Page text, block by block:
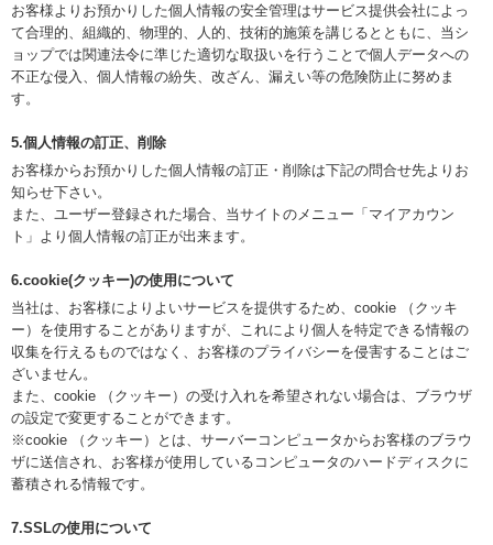
お客様よりお預かりした個人情報の安全管理はサービス提供会社によっ
て合理的、組織的、物理的、人的、技術的施策を講じるとともに、当シ
ョップでは関連法令に準じた適切な取扱いを行うことで個人データへの
不正な侵入、個人情報の紛失、改ざん、漏えい等の危険防止に努めま
す。
5.個人情報の訂正、削除
お客様からお預かりした個人情報の訂正・削除は下記の問合せ先よりお
知らせ下さい。
また、ユーザー登録された場合、当サイトのメニュー「マイアカウン
ト」より個人情報の訂正が出来ます。
6.cookie(クッキー)の使用について
当社は、お客様によりよいサービスを提供するため、cookie （クッキ
ー）を使用することがありますが、これにより個人を特定できる情報の
収集を行えるものではなく、お客様のプライバシーを侵害することはご
ざいません。
また、cookie （クッキー）の受け入れを希望されない場合は、ブラウザ
の設定で変更することができます。
※cookie （クッキー）とは、サーバーコンピュータからお客様のブラウ
ザに送信され、お客様が使用しているコンピュータのハードディスクに
蓄積される情報です。
7.SSLの使用について